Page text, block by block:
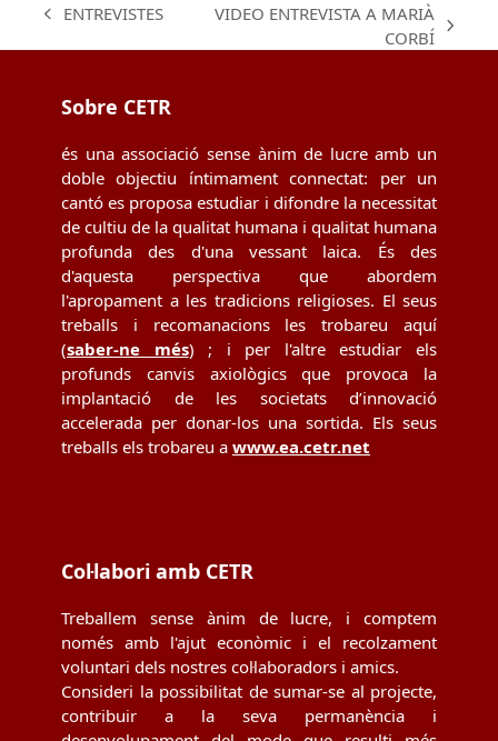
previous
post:
ENTREVISTES
VIDEO ENTREVISTA A MARIÀ
CORBÍ
Sobre CETR
és una associació sense ànim de lucre amb un
doble objectiu íntimament connectat: per un
cantó es proposa estudiar i difondre la necessitat
de cultiu de la qualitat humana i qualitat humana
profunda des d'una vessant laica. És des
d'aquesta perspectiva que abordem
l'apropament a les tradicions religioses. El seus
treballs i recomanacions les trobareu aquí
(saber-ne més) ; i per l'altre estudiar els
profunds canvis axiològics que provoca la
implantació de les societats d’innovació
accelerada per donar-los una sortida. Els seus
treballs els trobareu a www.ea.cetr.net
Col·labori amb CETR
Treballem sense ànim de lucre, i comptem
només amb l'ajut econòmic i el recolzament
voluntari dels nostres col·laboradors i amics.
Consideri la possibilitat de sumar-se al projecte,
contribuir a la seva permanència i